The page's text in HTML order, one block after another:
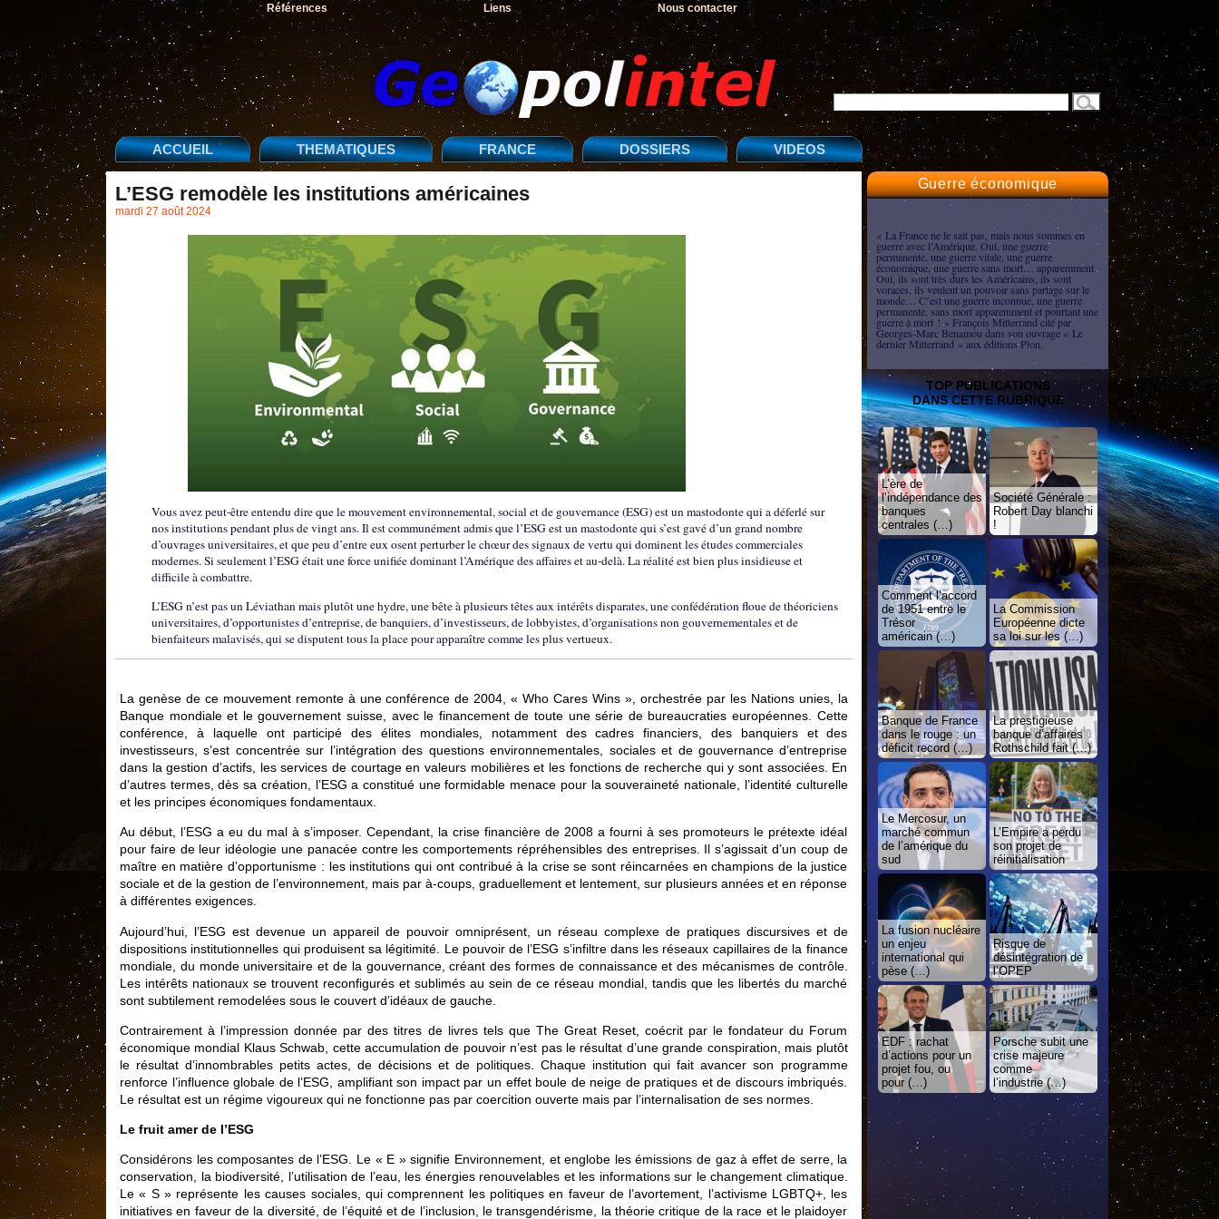
Références Liens Nous contacter
ACCUEIL THEMATIQUES FRANCE DOSSIERS VIDEOS
L’ESG remodèle les institutions américaines
mardi 27 août 2024
Vous avez peut-être entendu dire que le mouvement environnemental, social et de gouvernance (ESG) est un mastodonte qui a déferlé sur
nos institutions pendant plus de vingt ans. Il est communément admis que l’ESG est un mastodonte qui s’est gavé d’un grand nombre
d’ouvrages universitaires, et que peu d’entre eux osent perturber le chœur des signaux de vertu qui dominent les études commerciales
modernes. Si seulement l’ESG était une force unifiée dominant l’Amérique des affaires et au-delà. La réalité est bien plus insidieuse et
difficile à combattre.
L’ESG n’est pas un Léviathan mais plutôt une hydre, une bête à plusieurs têtes aux intérêts disparates, une confédération floue de théoriciens
universitaires, d’opportunistes d’entreprise, de banquiers, d’investisseurs, de lobbyistes, d’organisations non gouvernementales et de
bienfaiteurs malavisés, qui se disputent tous la place pour apparaître comme les plus vertueux.
La genèse de ce mouvement remonte à une conférence de 2004, « Who Cares Wins », orchestrée par les Nations unies, la
Banque mondiale et le gouvernement suisse, avec le financement de toute une série de bureaucraties européennes. Cette
conférence, à laquelle ont participé des élites mondiales, notamment des cadres financiers, des banquiers et des
investisseurs, s’est concentrée sur l’intégration des questions environnementales, sociales et de gouvernance d’entreprise
dans la gestion d’actifs, les services de courtage en valeurs mobilières et les fonctions de recherche qui y sont associées. En
d’autres termes, dès sa création, l’ESG a constitué une formidable menace pour la souveraineté nationale, l’identité culturelle
et les principes économiques fondamentaux.
Au début, l’ESG a eu du mal à s’imposer. Cependant, la crise financière de 2008 a fourni à ses promoteurs le prétexte idéal
pour faire de leur idéologie une panacée contre les comportements répréhensibles des entreprises. Il s’agissait d’un coup de
maître en matière d’opportunisme : les institutions qui ont contribué à la crise se sont réincarnées en champions de la justice
sociale et de la gestion de l’environnement, mais par à-coups, graduellement et lentement, sur plusieurs années et en réponse
à différentes exigences.
Aujourd’hui, l’ESG est devenue un appareil de pouvoir omniprésent, un réseau complexe de pratiques discursives et de
dispositions institutionnelles qui produisent sa légitimité. Le pouvoir de l’ESG s’infiltre dans les réseaux capillaires de la finance
mondiale, du monde universitaire et de la gouvernance, créant des formes de connaissance et des mécanismes de contrôle.
Les intérêts nationaux se trouvent reconfigurés et sublimés au sein de ce réseau mondial, tandis que les libertés du marché
sont subtilement remodelées sous le couvert d’idéaux de gauche.
Contrairement à l’impression donnée par des titres de livres tels que The Great Reset, coécrit par le fondateur du Forum
économique mondial Klaus Schwab, cette accumulation de pouvoir n’est pas le résultat d’une grande conspiration, mais plutôt
le résultat d’innombrables petits actes, de décisions et de politiques. Chaque institution qui fait avancer son programme
renforce l’influence globale de l’ESG, amplifiant son impact par un effet boule de neige de pratiques et de discours imbriqués.
Le résultat est un régime vigoureux qui ne fonctionne pas par coercition ouverte mais par l’internalisation de ses normes.
Le fruit amer de l’ESG
Considérons les composantes de l’ESG. Le « E » signifie Environnement, et englobe les émissions de gaz à effet de serre, la
conservation, la biodiversité, l’utilisation de l’eau, les énergies renouvelables et les informations sur le changement climatique.
Le « S » représente les causes sociales, qui comprennent les politiques en faveur de l’avortement, l’activisme LGBTQ+, les
initiatives en faveur de la diversité, de l’équité et de l’inclusion, le transgendérisme, la théorie critique de la race et le plaidoyer
Guerre économique
« La France ne le sait pas, mais nous sommes en
guerre avec l’Amérique. Oui, une guerre
permanente, une guerre vitale, une guerre
économique, une guerre sans mort… apparemment.
Oui, ils sont très durs les Américains, ils sont
voraces, ils veulent un pouvoir sans partage sur le
monde… C’est une guerre inconnue, une guerre
permanente, sans mort apparemment et pourtant une
guerre à mort ! » François Mitterrand cité par
Georges-Marc Benamou dans son ouvrage « Le
dernier Mitterrand » aux éditions Plon.
TOP PUBLICATIONS
DANS CETTE RUBRIQUE
L’ère de
l’indépendance des
banques
centrales (…)
Société Générale :
Robert Day blanchi
!
Comment l’accord
de 1951 entre le
Trésor
américain (…)
La Commission
Européenne dicte
sa loi sur les (…)
Banque de France
dans le rouge : un
déficit record (…)
La prestigieuse
banque d’affaires
Rothschild fait (…)
Le Mercosur, un
marché commun
de l’amérique du
sud
L’Empire a perdu
son projet de
réinitialisation
La fusion nucléaire
un enjeu
international qui
pèse (…)
Risque de
désintégration de
l’OPEP
EDF : rachat
d’actions pour un
projet fou, ou
pour (…)
Porsche subit une
crise majeure
comme
l’industrie (…)